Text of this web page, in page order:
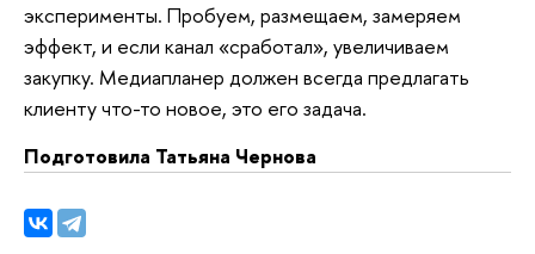
эксперименты. Пробуем, размещаем, замеряем
эффект, и если канал «сработал», увеличиваем
закупку. Медиапланер должен всегда предлагать
клиенту что-то новое, это его задача.
Подготовила Татьяна Чернова